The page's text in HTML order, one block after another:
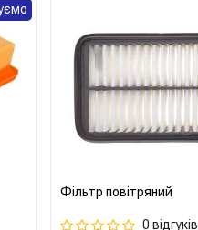
Фільтр повітряний
0 відгуків